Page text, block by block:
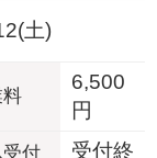
土)
6,500
円
付
受付終